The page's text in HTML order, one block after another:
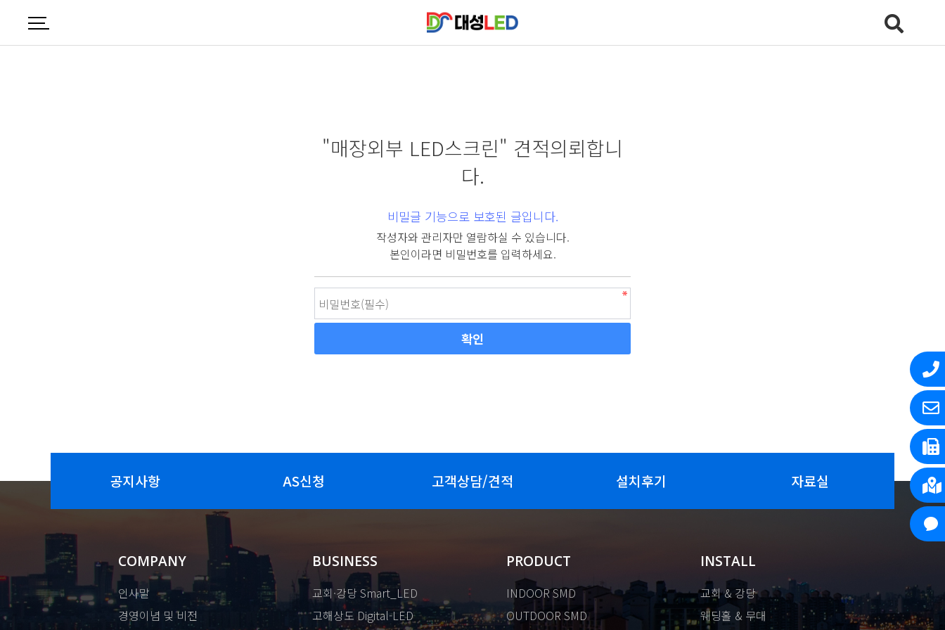
"매장외부 LED스크린" 견적의뢰합니
다.
비밀글 기능으로 보호된 글입니다.
작성자와 관리자만 열람하실 수 있습니다.
본인이라면 비밀번호를 입력하세요.
공지사항 AS신청 고객상담/견적 설치후기 자료실
COMPANY
인사말
경영이념 및 비전
BUSINESS
교회·강당 Smart_LED
고해상도 Digital-LED
PRODUCT
INDOOR SMD
OUTDOOR SMD
INSTALL
교회 & 강당
웨딩홀 & 무대